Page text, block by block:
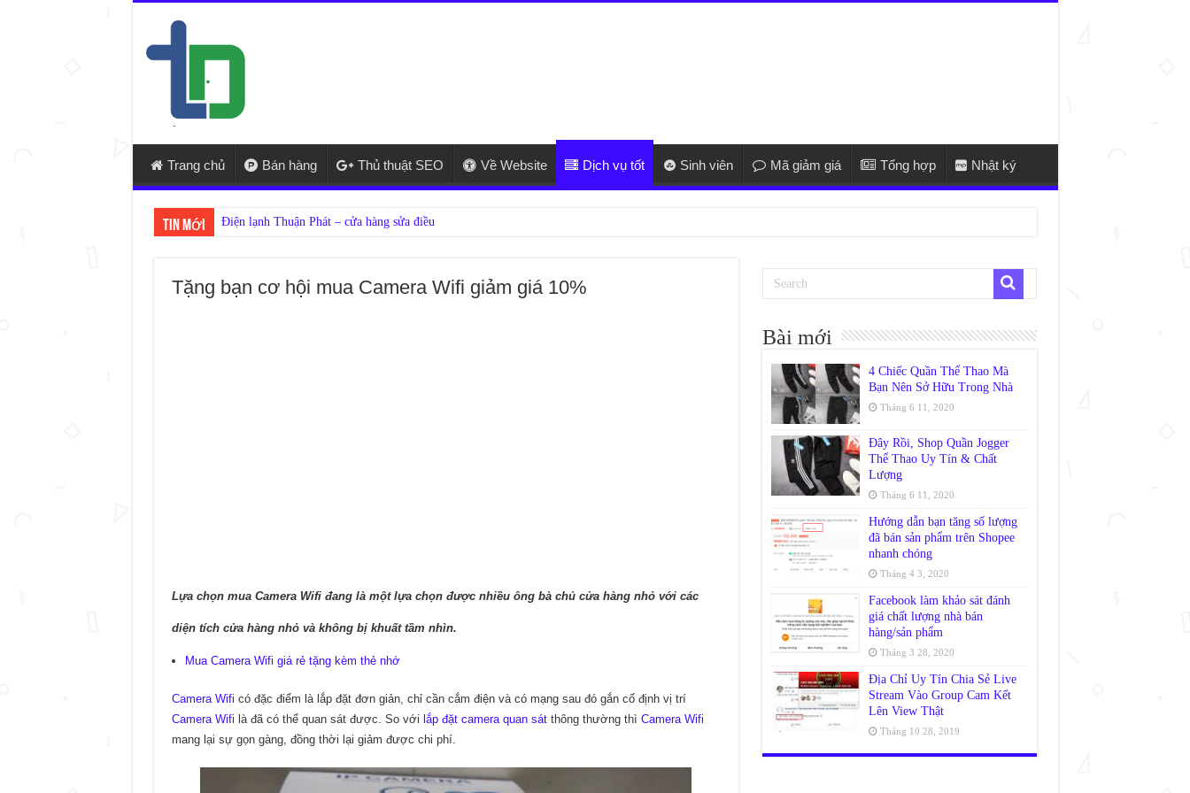
Trang chủ Bán hàng Thủ thuật SEO Về Website Dịch vụ tốt Sinh viên Mã giảm giá Tổng hợp Nhật ký
Tin mới
Tặng bạn cơ hội mua Camera Wifi giảm giá 10%
Lựa chọn mua Camera Wifi đang là một lựa chọn được nhiều ông bà chủ cửa hàng nhỏ với các
diện tích cửa hàng nhỏ và không bị khuất tầm nhìn.
Mua Camera Wifi giá rẻ tặng kèm thẻ nhớ
Camera Wifi có đặc điểm là lắp đặt đơn giản, chỉ cần cắm điện và có mạng sau đó gắn cố định vị trí
Camera Wifi là đã có thể quan sát được. So với lắp đặt camera quan sátthông thường thì Camera Wifi
mang lại sự gọn gàng, đồng thời lại giảm được chi phí.
Bài mới
4 Chiếc Quần Thể Thao Mà
Bạn Nên Sở Hữu Trong Nhà
Tháng 6 11, 2020
Đây Rồi, Shop Quần Jogger
Thể Thao Uy Tín & Chất
Lượng
Tháng 6 11, 2020
Hướng dẫn bạn tăng số lượng
đã bán sản phẩm trên Shopee
nhanh chóng
Tháng 4 3, 2020
Facebook làm khảo sát đánh
giá chất lượng nhà bán
hàng/sản phẩm
Tháng 3 28, 2020
Địa Chỉ Uy Tín Chia Sẻ Live
Stream Vào Group Cam Kết
Lên View Thật
Tháng 10 28, 2019